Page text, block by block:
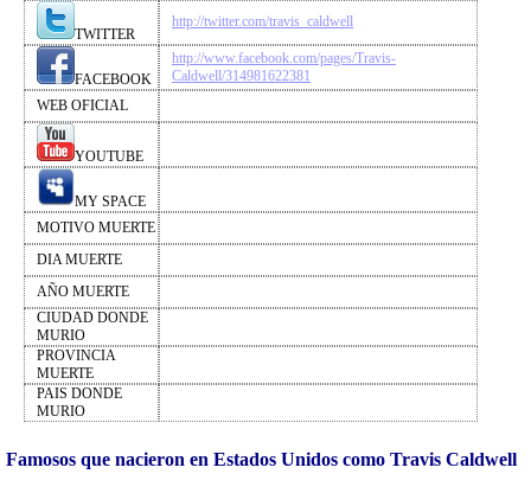
TWITTER
http://twitter.com/travis_caldwell
FACEBOOK
http://www.facebook.com/pages/Travis-
Caldwell/314981622381
WEB OFICIAL
YOUTUBE
MY SPACE
MOTIVO MUERTE
DIA MUERTE
AÑO MUERTE
CIUDAD DONDE
MURIO
PROVINCIA
MUERTE
PAIS DONDE
MURIO
Famosos que nacieron en Estados Unidos como Travis Caldwell